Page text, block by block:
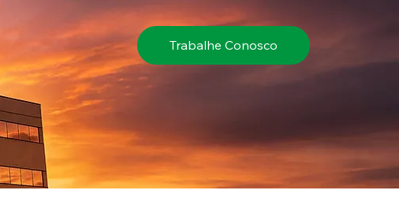
Trabalhe Conosco